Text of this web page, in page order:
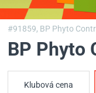
#91859, BP Phyto
BP Phyto
Klubová cena